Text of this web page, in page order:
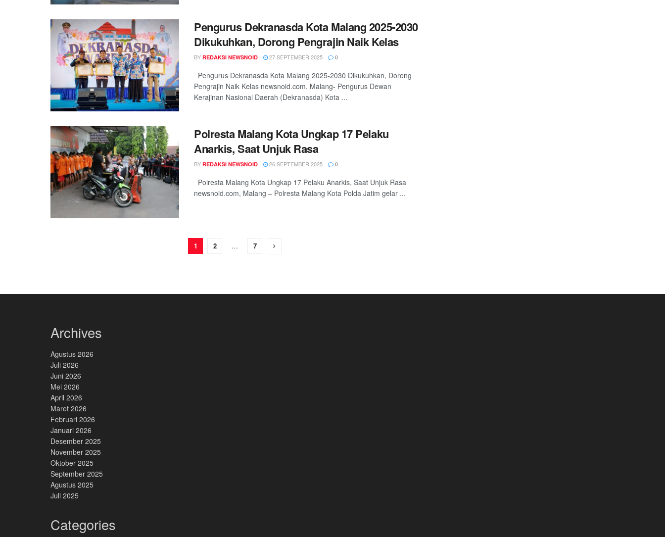
Pengurus Dekranasda Kota Malang 2025-2030
Dikukuhkan, Dorong Pengrajin Naik Kelas
BY REDAKSI NEWSNOID 27 SEPTEMBER 2025 0
Pengurus Dekranasda Kota Malang 2025-2030 Dikukuhkan, Dorong
Pengrajin Naik Kelas newsnoid.com, Malang- Pengurus Dewan
Kerajinan Nasional Daerah (Dekranasda) Kota ...
Polresta Malang Kota Ungkap 17 Pelaku
Anarkis, Saat Unjuk Rasa
BY REDAKSI NEWSNOID 26 SEPTEMBER 2025 0
Polresta Malang Kota Ungkap 17 Pelaku Anarkis, Saat Unjuk Rasa
newsnoid.com, Malang – Polresta Malang Kota Polda Jatim gelar ...
1 2 … 7
Archives
Agustus 2026
Juli 2026
Juni 2026
Mei 2026
April 2026
Maret 2026
Februari 2026
Januari 2026
Desember 2025
November 2025
Oktober 2025
September 2025
Agustus 2025
Juli 2025
Categories